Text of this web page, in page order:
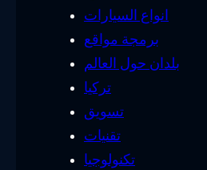
انواع السيارات
برمجة مواقع
بلدان حول العالم
تركيا
تسويق
تقنيات
تكنولوجيا